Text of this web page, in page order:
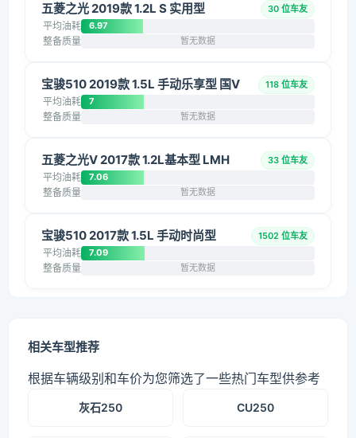
五菱之光 2019款 1.2L S 实用型 30 位车友
平均油耗 6.97
整备质量 暂无数据
宝骏510 2019款 1.5L 手动乐享型 国V 118 位车友
平均油耗 7
整备质量 暂无数据
五菱之光V 2017款 1.2L基本型 LMH 33 位车友
平均油耗 7.06
整备质量 暂无数据
宝骏510 2017款 1.5L 手动时尚型 1502 位车友
平均油耗 7.09
整备质量 暂无数据
相关车型推荐
根据车辆级别和车价为您筛选了一些热门车型供参考
灰石250 CU250